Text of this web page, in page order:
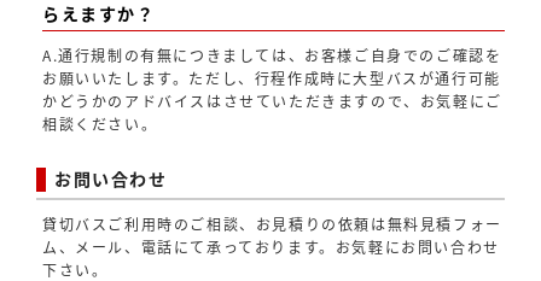
らえますか？
A.通行規制の有無につきましては、お客様ご自身でのご確認を
お願いいたします。ただし、行程作成時に大型バスが通行可能
かどうかのアドバイスはさせていただきますので、お気軽にご
相談ください。
お問い合わせ
貸切バスご利用時のご相談、お見積りの依頼は無料見積フォー
ム、メール、電話にて承っております。お気軽にお問い合わせ
下さい。